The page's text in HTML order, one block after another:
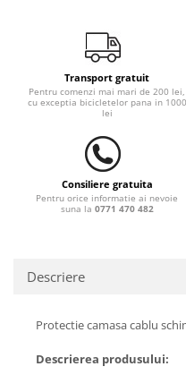
Transport gratuit
Pentru comenzi mai mari de 200 lei,
cu exceptia bicicletelor pana in 1000
lei
Consiliere gratuita
Pentru orice informatie ai nevoie
suna la 0771 470 482
Descriere
Protectie camasa cablu
Descrierea produsului: